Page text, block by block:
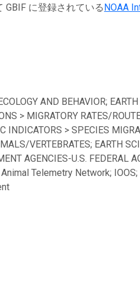
に登録されている NOAA
AND BEHAVIOR;
> MIGRATORY RATES/
INDICATORS > SPECIES
VERTEBRATES; EARTH
AGENCIES-U.S. FEDERAL
Telemetry Network;